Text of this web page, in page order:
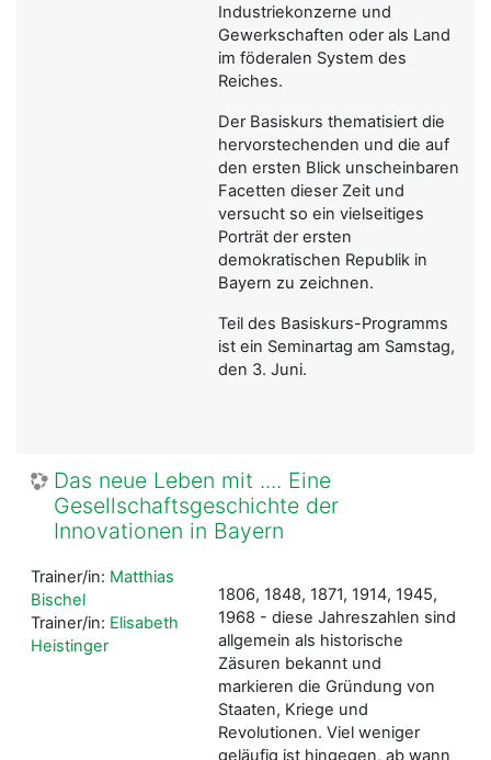
Industriekonzerne und
Gewerkschaften oder als Land
im föderalen System des
Reiches.
Der Basiskurs thematisiert die
hervorstechenden und die auf
den ersten Blick unscheinbaren
Facetten dieser Zeit und
versucht so ein vielseitiges
Porträt der ersten
demokratischen Republik in
Bayern zu zeichnen.
Teil des Basiskurs-Programms
ist ein Seminartag am Samstag,
den 3. Juni.
Das neue Leben mit .... Eine
Gesellschaftsgeschichte der
Innovationen in Bayern
1806, 1848, 1871, 1914, 1945,
1968 - diese Jahreszahlen sind
allgemein als historische
Zäsuren bekannt und
markieren die Gründung von
Staaten, Kriege und
Revolutionen. Viel weniger
geläufig ist hingegen, ab wann
Trainer/in: Matthias
Bischel
Trainer/in: Elisabeth
Heistinger